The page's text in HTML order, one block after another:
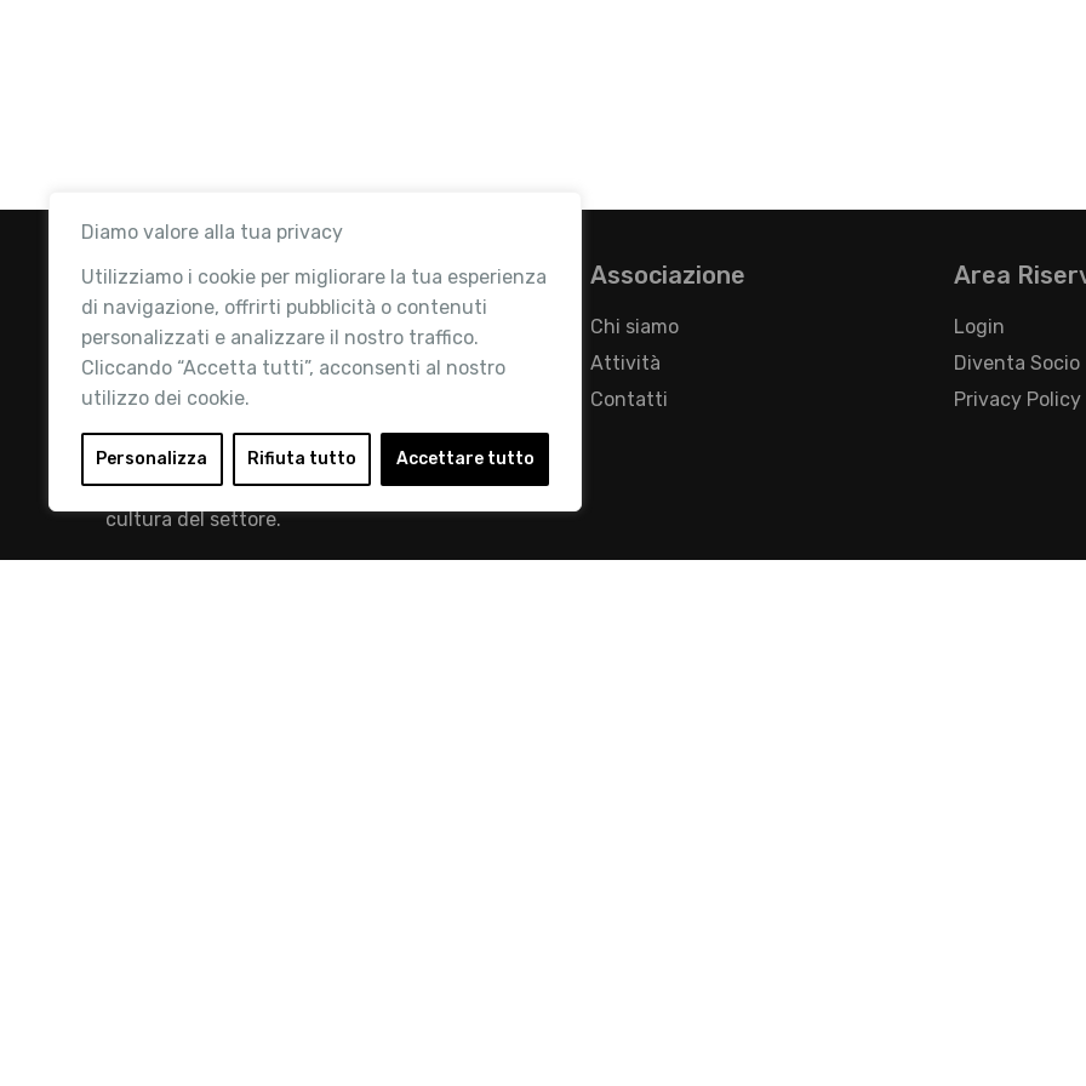
Diamo valore alla tua privacy
Utilizziamo i cookie per migliorare la tua esperienza
di navigazione, offrirti pubblicità o contenuti
personalizzati e analizzare il nostro traffico.
Cliccando “Accetta tutti”, acconsenti al nostro
utilizzo dei cookie.
Personalizza Rifiuta tutto Accettare tutto
Retail Institute Italy è l’Associazione di
riferimento per l'Ecosistema Retail: la nostra
mission è quella di promuovere lo sviluppo e la
cultura del settore.
Associazione
Chi siamo
Attività
Contatti
Area
Login
Diventa Socio
Privacy Policy